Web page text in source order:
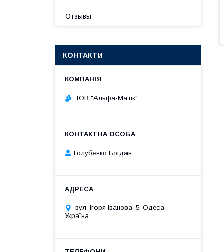
Отзывы
КОНТАКТИ
ТОВ "Альфа-Матік"
Голубенко Богдан
вул. Ігоря Іванова, 5, Одеса,
Україна